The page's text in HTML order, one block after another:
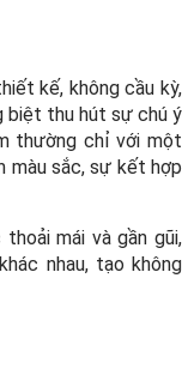
kế, không cầu kỳ,
biệt thu hút sự chú ý
thường chỉ với một
màu sắc, sự kết hợp
mái và gần gũi,
nhau, tạo không